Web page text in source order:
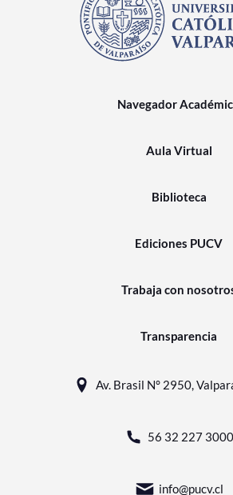
Navegador
Aula Virtual
Biblioteca
Ediciones PUCV
Trabaja con
Transparencia
Av. Brasil N° 2950,
56 32 227 3000
info@pucv.cl